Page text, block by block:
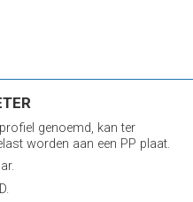
genoemd, kan ter
worden aan een PP plaat.